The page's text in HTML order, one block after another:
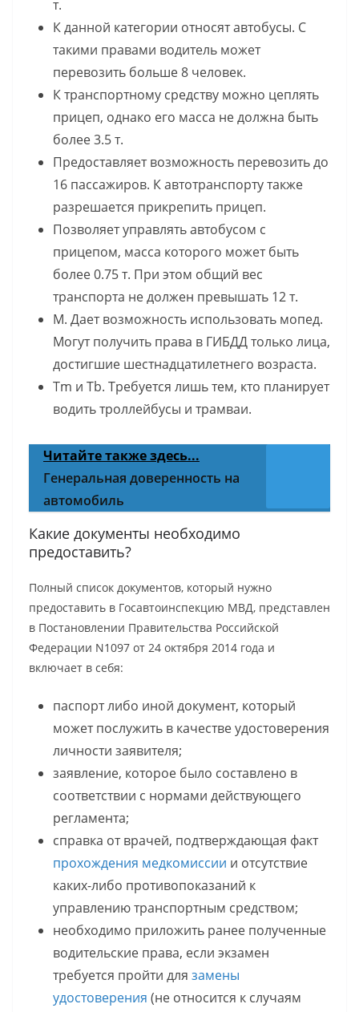
т.
К данной категории относят автобусы. С
такими правами водитель может
перевозить больше 8 человек.
К транспортному средству можно цеплять
прицеп, однако его масса не должна быть
более 3.5 т.
Предоставляет возможность перевозить до
16 пассажиров. К автотранспорту также
разрешается прикрепить прицеп.
Позволяет управлять автобусом с
прицепом, масса которого может быть
более 0.75 т. При этом общий вес
транспорта не должен превышать 12 т.
М. Дает возможность использовать мопед.
Могут получить права в ГИБДД только лица,
достигшие шестнадцатилетнего возраста.
Tm и Tb. Требуется лишь тем, кто планирует
водить троллейбусы и трамваи.
Читайте также здесь...
Генеральная доверенность на
автомобиль
Какие документы необходимо
предоставить?
Полный список документов, который нужно
предоставить в Госавтоинспекцию МВД, представлен
в Постановлении Правительства Российской
Федерации N1097 от 24 октября 2014 года и
включает в себя:
паспорт либо иной документ, который
может послужить в качестве удостоверения
личности заявителя;
заявление, которое было составлено в
соответствии с нормами действующего
регламента;
справка от врачей, подтверждающая факт
прохождения медкомиссии и отсутствие
каких-либо противопоказаний к
управлению транспортным средством;
необходимо приложить ранее полученные
водительские права, если экзамен
требуется пройти для замены
удостоверения (не относится к случаям